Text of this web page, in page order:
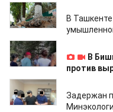
08.08.2022
В
28.07.2022
В
против
19.05.2022
Задержан